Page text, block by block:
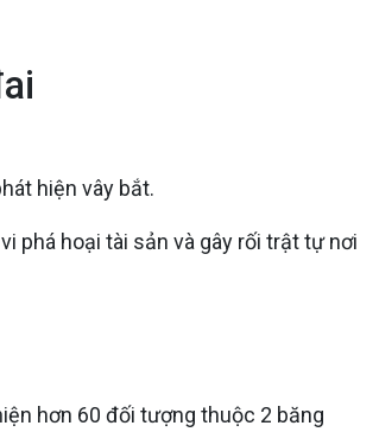
hiện vây bắt.
phá hoại tài sản và gây rối trật tự nơi
hơn 60 đối tượng thuộc 2 băng